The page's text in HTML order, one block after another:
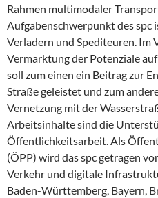
Rahmen multimodaler
Aufgabenschwerpunkt des spc
Verladern und Spediteuren. Im
Vermarktung der Potenziale
soll zum einen ein Beitrag zur
Straße geleistet und zum
Vernetzung mit der
Arbeitsinhalte sind die
Öffentlichkeitsarbeit. Als
(ÖPP) wird das spc getragen
Verkehr und digitale
Baden-Württemberg, Bayern,